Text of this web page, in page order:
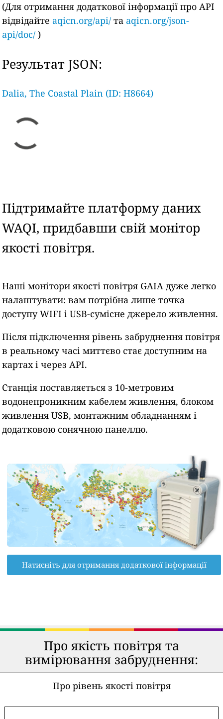
(Для отримання додаткової інформації про API
відвідайте aqicn.org/api/ та aqicn.org/json-
api/doc/ )
Результат JSON:
Dalia, The Coastal Plain (ID: H8664)
Підтримайте платформу даних
WAQI, придбавши свій монітор
якості повітря.
Наші монітори якості повітря GAIA дуже легко
налаштувати: вам потрібна лише точка
доступу WIFI і USB-сумісне джерело живлення.
Після підключення рівень забруднення повітря
в реальному часі миттєво стає доступним на
картах і через API.
Станція поставляється з 10-метровим
водонепроникним кабелем живлення, блоком
живлення USB, монтажним обладнанням і
додатковою сонячною панеллю.
Натисніть для отримання додаткової інформації
Про якість повітря та
вимірювання забруднення:
Про рівень якості повітря